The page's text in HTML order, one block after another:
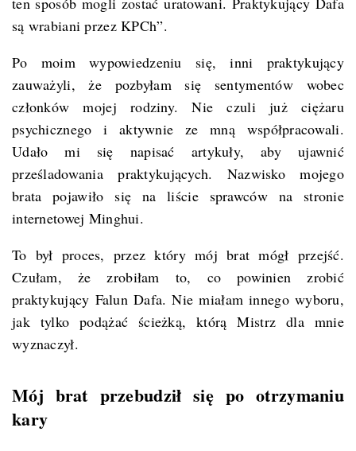
są wrabiani przez KPCh”.
Po moim wypowiedzeniu się, inni praktykujący
zauważyli, że pozbyłam się sentymentów wobec
członków mojej rodziny. Nie czuli już ciężaru
psychicznego i aktywnie ze mną współpracowali.
Udało mi się napisać artykuły, aby ujawnić
prześladowania praktykujących. Nazwisko mojego
brata pojawiło się na liście sprawców na stronie
internetowej Minghui.
To był proces, przez który mój brat mógł przejść.
Czułam, że zrobiłam to, co powinien zrobić
praktykujący Falun Dafa. Nie miałam innego wyboru,
jak tylko podążać ścieżką, którą Mistrz dla mnie
wyznaczył.
Mój brat przebudził się po otrzymaniu
kary